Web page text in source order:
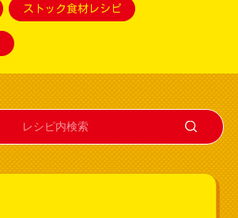
ストック食材レシピ